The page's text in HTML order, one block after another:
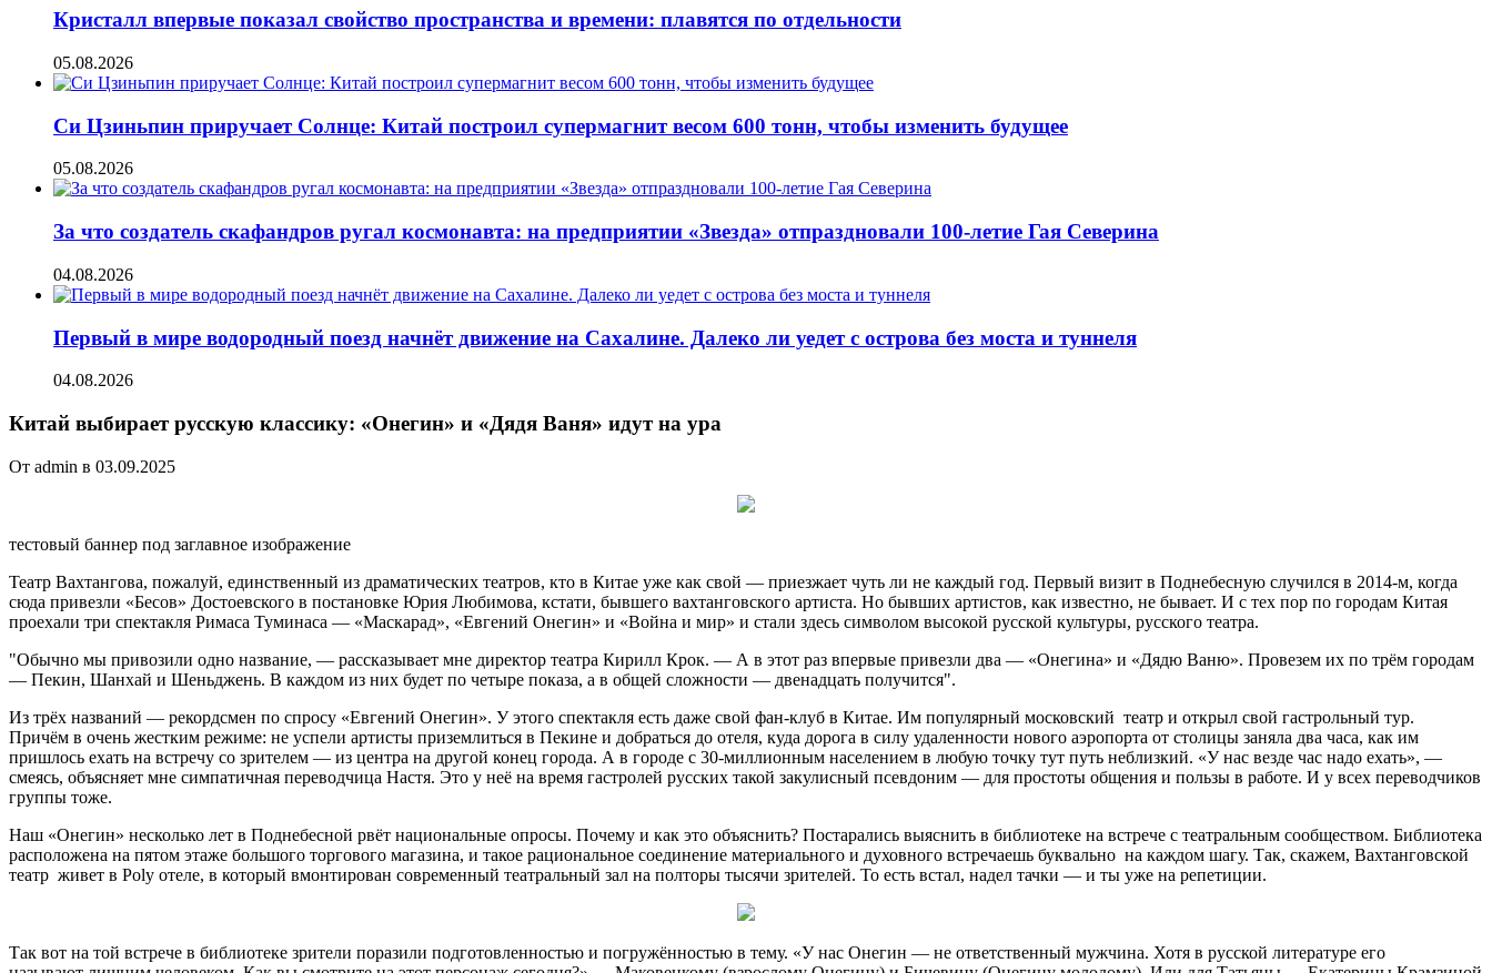
Кристалл впервые показал свойство пространства и времени: плавятся по отдельности
05.08.2026
Си Цзиньпин приручает Солнце: Китай построил супермагнит весом 600 тонн, чтобы изменить будущее
05.08.2026
За что создатель скафандров ругал космонавта: на предприятии «Звезда» отпраздновали 100-летие Гая Северина
04.08.2026
Первый в мире водородный поезд начнёт движение на Сахалине. Далеко ли уедет с острова без моста и туннеля
04.08.2026
Китай выбирает русскую классику: «Онегин» и «Дядя Ваня» идут на ура
От admin в 03.09.2025
тестовый баннер под заглавное изображение
Театр Вахтангова, пожалуй, единственный из драматических театров, кто в Китае уже как свой — приезжает чуть ли не каждый год. Первый визит в Поднебесную случился в 2014-м, когда
сюда привезли «Бесов» Достоевского в постановке Юрия Любимова, кстати, бывшего вахтанговского артиста. Но бывших артистов, как известно, не бывает. И с тех пор по городам Китая
проехали три спектакля Римаса Туминаса — «Маскарад», «Евгений Онегин» и «Война и мир» и стали здесь символом высокой русской культуры, русского театра.
"Обычно мы привозили одно название, — рассказывает мне директор театра Кирилл Крок. — А в этот раз впервые привезли два — «Онегина» и «Дядю Ваню». Провезем их по трём городам
— Пекин, Шанхай и Шеньджень. В каждом из них будет по четыре показа, а в общей сложности — двенадцать получится".
Из трёх названий — рекордсмен по спросу «Евгений Онегин». У этого спектакля есть даже свой фан-клуб в Китае. Им популярный московский театр и открыл свой гастрольный тур.
Причём в очень жестким режиме: не успели артисты приземлиться в Пекине и добраться до отеля, куда дорога в силу удаленности нового аэропорта от столицы заняла два часа, как им
пришлось ехать на встречу со зрителем — из центра на другой конец города. А в городе с 30-миллионным населением в любую точку тут путь неблизкий. «У нас везде час надо ехать», —
смеясь, объясняет мне симпатичная переводчица Настя. Это у неё на время гастролей русских такой закулисный псевдоним — для простоты общения и пользы в работе. И у всех переводчиков
группы тоже.
Наш «Онегин» несколько лет в Поднебесной рвёт национальные опросы. Почему и как это объяснить? Постарались выяснить в библиотеке на встрече с театральным сообществом. Библиотека
расположена на пятом этаже большого торгового магазина, и такое рациональное соединение материального и духовного встречаешь буквально на каждом шагу. Так, скажем, Вахтанговской
театр живет в Poly отеле, в который вмонтирован современный театральный зал на полторы тысячи зрителей. То есть встал, надел тачки — и ты уже на репетиции.
Так вот на той встрече в библиотеке зрители поразили подготовленностью и погружённостью в тему. «У нас Онегин — не ответственный мужчина. Хотя в русской литературе его